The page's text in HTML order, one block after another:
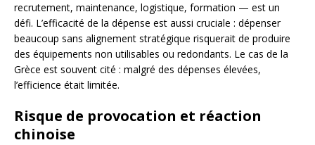
recrutement, maintenance, logistique, formation — est un
défi. L’efficacité de la dépense est aussi cruciale : dépenser
beaucoup sans alignement stratégique risquerait de produire
des équipements non utilisables ou redondants. Le cas de la
Grèce est souvent cité : malgré des dépenses élevées,
l’efficience était limitée.
Risque de provocation et réaction
chinoise